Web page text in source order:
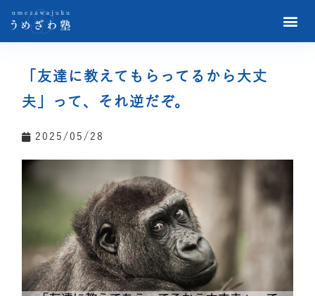
「友達に教えてもらってるから大丈
夫」って、それ逆だぞ。
2025/05/28